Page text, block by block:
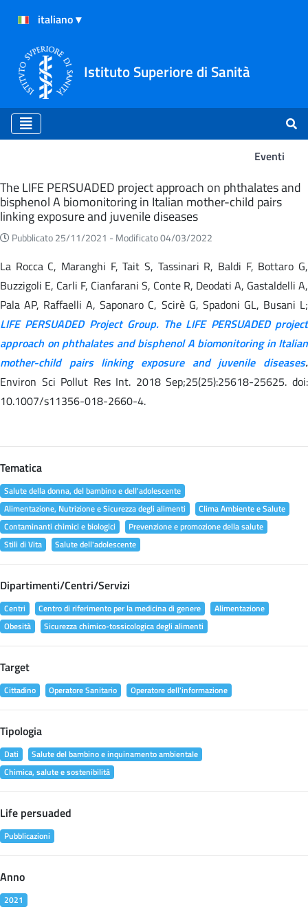
Istituto Superiore di Sanità
Eventi
Eventi
The LIFE PERSUADED project approach on phthalates and
bisphenol A biomonitoring in Italian mother-child pairs
linking exposure and juvenile diseases
Pubblicato 25/11/2021 - Modificato 04/03/2022
La Rocca C, Maranghi F, Tait S, Tassinari R, Baldi F, Bottaro G,
Buzzigoli E, Carli F, Cianfarani S, Conte R, Deodati A, Gastaldelli A,
Pala AP, Raffaelli A, Saponaro C, Scirè G, Spadoni GL, Busani L;
LIFE PERSUADED Project Group. The LIFE PERSUADED project
approach on phthalates and bisphenol A biomonitoring in Italian
mother-child pairs linking exposure and juvenile diseases.
Environ Sci Pollut Res Int. 2018 Sep;25(25):25618-25625. doi:
10.1007/s11356-018-2660-4.
Tematica
Salute della donna, del bambino e dell'adolescente
Alimentazione, Nutrizione e Sicurezza degli alimenti
Clima Ambiente e Salute
Contaminanti chimici e biologici
Prevenzione e promozione della salute
Stili di Vita
Salute dell'adolescente
Dipartimenti/Centri/Servizi
Centri Centro di riferimento per la medicina di genere
Alimentazione
Obesità
Sicurezza chimico-tossicologica degli alimenti
Target
Cittadino Operatore Sanitario Operatore dell'informazione
Tipologia
Dati
Salute del bambino e inquinamento ambientale
Chimica, salute e sostenibilità
Life persuaded
Pubblicazioni
Anno
2021